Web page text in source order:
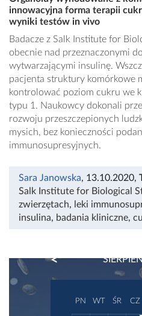
innowacyjna forma terapii
wyniki testów in vivo
Badacze z Salk Institute for
obecnie nad przeznaczonymi
wytwarzającymi insulinę.
pacjenta struktury komórkowe
kontrolować poziom cukru we
typu 1. Naukowcy dokonali
rozwoju przeszczepionych
mysich, bez konieczności
immunosupresyjnych.
Sara Janowska, 13.10.2020,
Salk Institute for Biological
zwierzętach, leki
insulina, badania kliniczne,
PREVIOUS
PN WT ŚR CZ